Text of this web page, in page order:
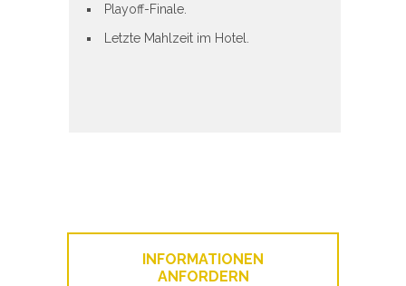
Playoff-Finale.
Letzte Mahlzeit im Hotel.
INFORMATIONEN
ANFORDERN